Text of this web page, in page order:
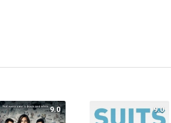
9.0 9.0